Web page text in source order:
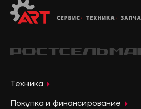
Техника
Покупка и финансирование